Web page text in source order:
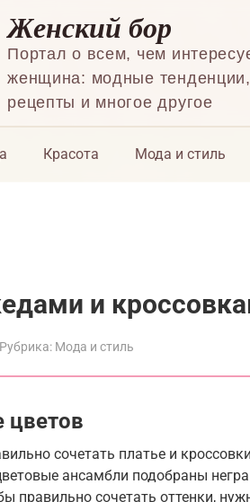
Женский бор
Портал о всем, чем
женщина: модные тенденции,
рецепты и многое другое
Красота Мода и стиль
и
Рубрика: Мода и стиль
цветов
сочетать платье и
ансамбли подобраны
правильно сочетать оттенки,